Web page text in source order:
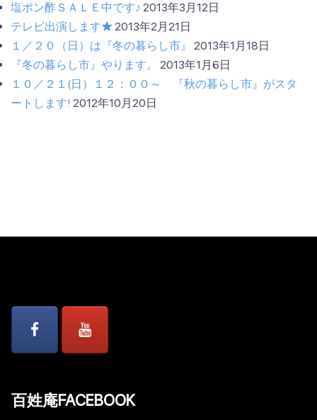
塩ポン酢ＳＡＬＥ中です♪ 2013年3月12日
テレビ出演します★ 2013年2月21日
１／２０（日）は『冬の暮らし市』
2013年1月18日
『冬の暮らし市』やります。
2013年1月6日
１０／２１(日）１２：００～ 『秋の暮らし市』がスタ
ートします! 2012年10月20日
百姓庵FACEBOOK